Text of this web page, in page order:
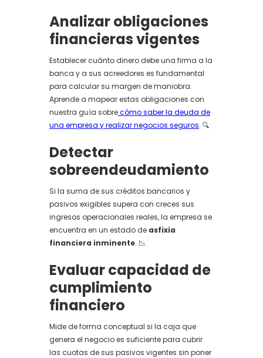
Analizar obligaciones
financieras vigentes
Establecer cuánto dinero debe una firma a la
banca y a sus acreedores es fundamental
para calcular su margen de maniobra.
Aprende a mapear estas obligaciones con
nuestra guía sobrecómo saber la deuda de
una empresa y realizar negocios seguros. 🔍
Detectar
sobreendeudamiento
Si la suma de sus créditos bancarios y
pasivos exigibles supera con creces sus
ingresos operacionales reales, la empresa se
encuentra en un estado de asfixia
financiera inminente. 📉
Evaluar capacidad de
cumplimiento
financiero
Mide de forma conceptual si la caja que
genera el negocio es suficiente para cubrir
las cuotas de sus pasivos vigentes sin poner